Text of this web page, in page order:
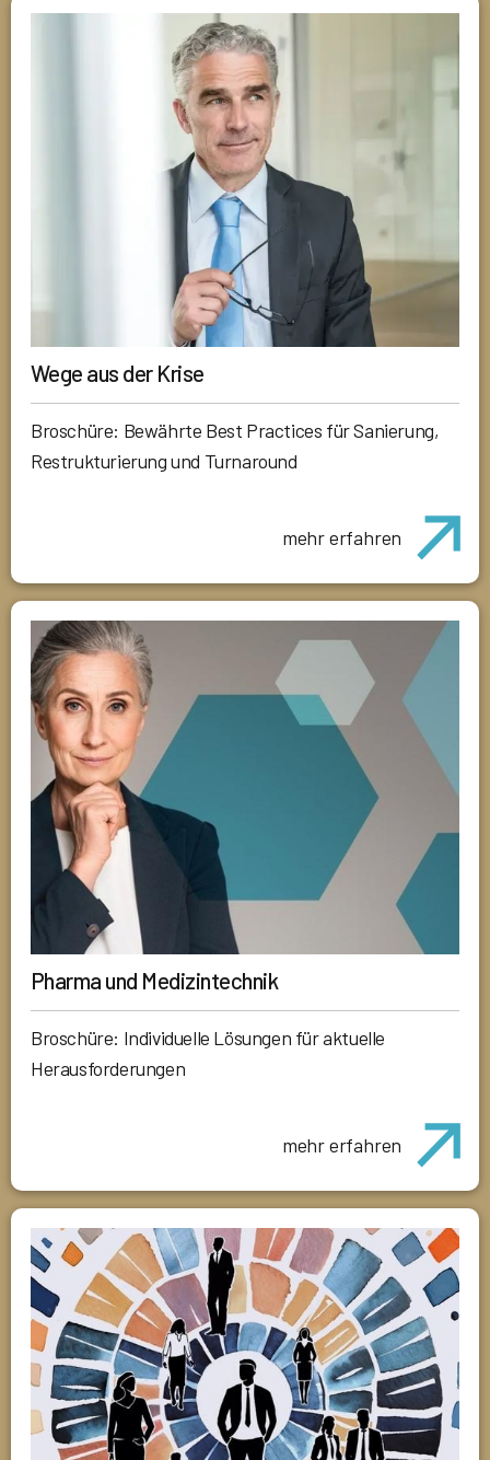
Wege aus der Krise
Broschüre: Bewährte Best Practices für Sanierung,
Restrukturierung und Turnaround
mehr erfahren
Pharma und Medizintechnik
Broschüre: Individuelle Lösungen für aktuelle
Herausforderungen
mehr erfahren